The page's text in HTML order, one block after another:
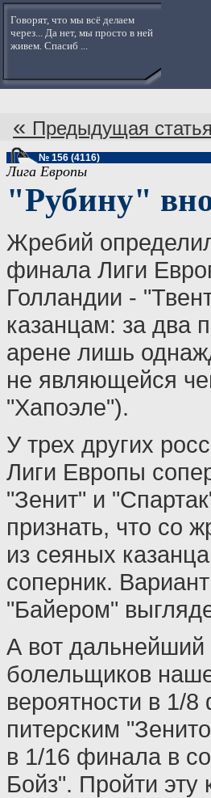
Говорят, что мы всё делаем
через... Да нет, мы просто в ней
живем. Спасиб ...
« Предыдущая статья
№ 156 (4116)
Лига Европы
"Рубину"
Жребий
финала Лиги
Голландии -
казанцам: за два
арене лишь
не являющейся
"Хапоэле").
У трех других
Лиги Европы
"Зенит" и
признать, что со
из сеяных
соперник.
"Байером"
А вот дальнейший
болельщиков
вероятности в 1/
питерским
в 1/16 финала в
Бойз". Пройти